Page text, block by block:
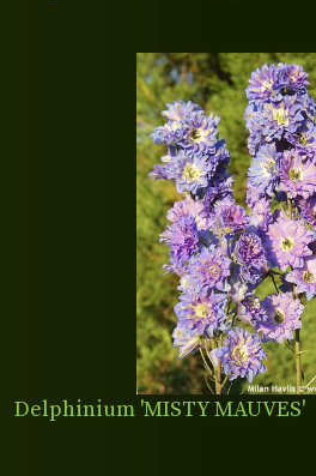
Delphinium 'MISTY MAUVES'